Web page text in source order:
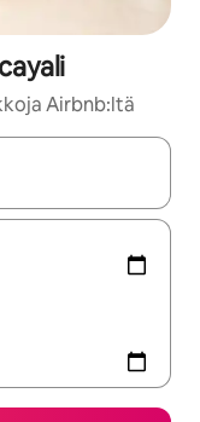
Airbnb:ltä
ja alas-